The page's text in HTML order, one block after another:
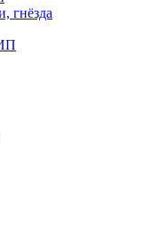
гнёзда